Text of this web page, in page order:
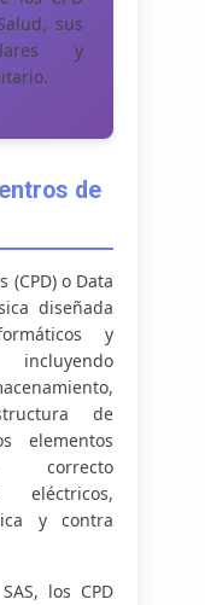
Salud. sus
y
de
(CPD) o Data
diseñada
y
incluyendo
de
elementos
correcto
eléctricos,
y contra
los CPD